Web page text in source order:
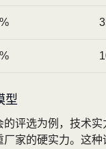
型
的评选为例，技术实
家的硬实力。这